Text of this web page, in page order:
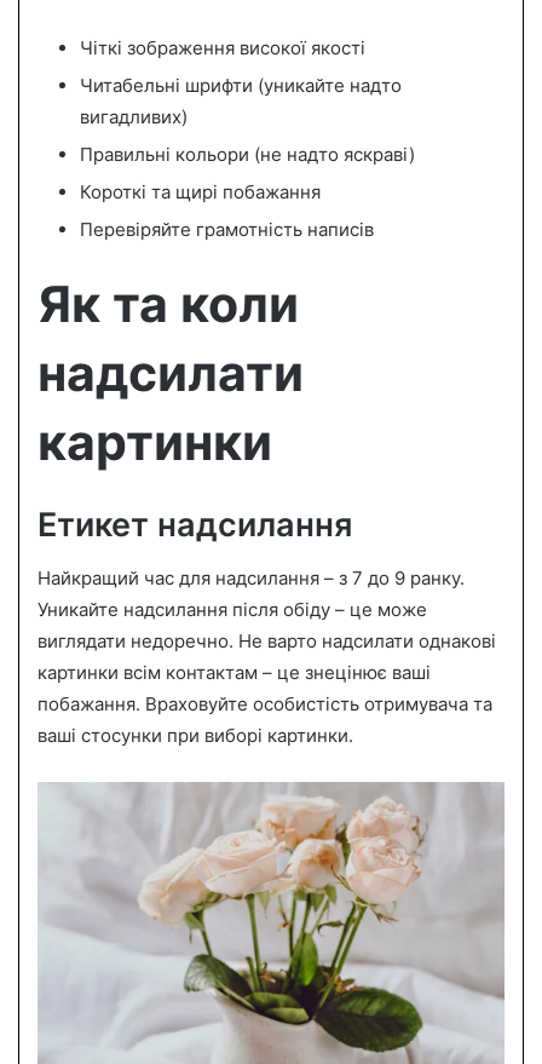
Чіткі зображення високої якості
Читабельні шрифти (уникайте надто
вигадливих)
Правильні кольори (не надто яскраві)
Короткі та щирі побажання
Перевіряйте грамотність написів
Як та коли
надсилати
картинки
Етикет надсилання
Найкращий час для надсилання – з 7 до 9 ранку.
Уникайте надсилання після обіду – це може
виглядати недоречно. Не варто надсилати однакові
картинки всім контактам – це знецінює ваші
побажання. Враховуйте особистість отримувача та
ваші стосунки при виборі картинки.